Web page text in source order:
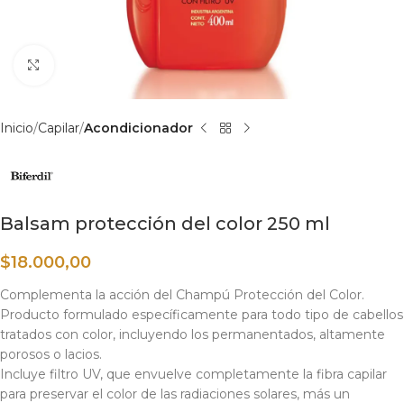
Haga clic para ampliar
Inicio Capilar Acondicionador
Balsam protección del color 250 ml
$18.000,00
Complementa la acción del Champú Protección del Color.
Producto formulado específicamente para todo tipo de cabellos
tratados con color, incluyendo los permanentados, altamente
porosos o lacios.
Incluye filtro UV, que envuelve completamente la fibra capilar
para preservar el color de las radiaciones solares, más un